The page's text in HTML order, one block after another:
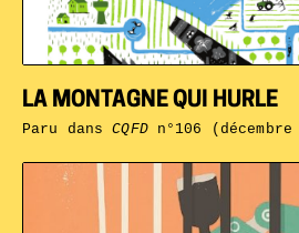
LA MONTAGNE QUI HURLE
Paru dansCQFDn°106 (décembre